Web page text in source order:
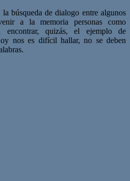
búsqueda de dialogo entre algunos
a la memoria personas como
encontrar, quizás, el ejemplo de
nos es difícil hallar, no se deben